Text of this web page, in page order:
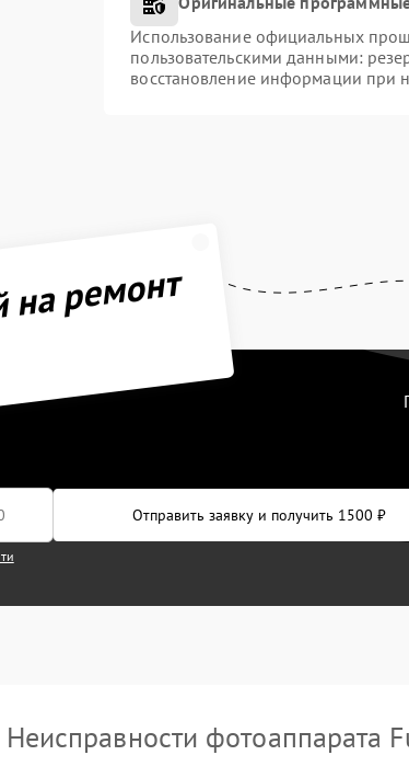
Использование официальных
пользовательскими данными:
восстановление информации при
ремонт
Отправить заявку и получить 1500 ₽
Неисправности фотоаппарата